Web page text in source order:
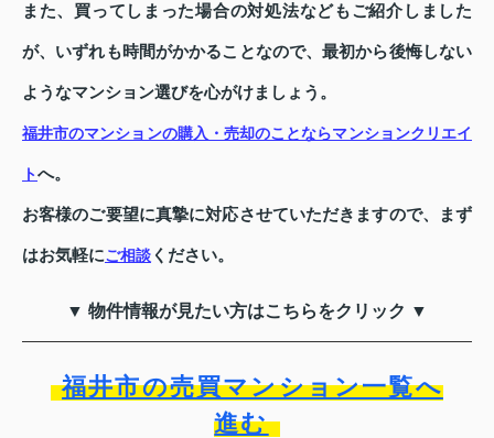
また、買ってしまった場合の対処法などもご紹介しました
が、いずれも時間がかかることなので、最初から後悔しない
ようなマンション選びを心がけましょう。
福井市のマンションの購入・売却のことならマンションクリエイ
トへ。
お客様のご要望に真摯に対応させていただきますので、まず
はお気軽にご相談 ください。
▼ 物件情報が見たい方はこちらをクリック ▼
福井市の売買マンション一覧へ
進む